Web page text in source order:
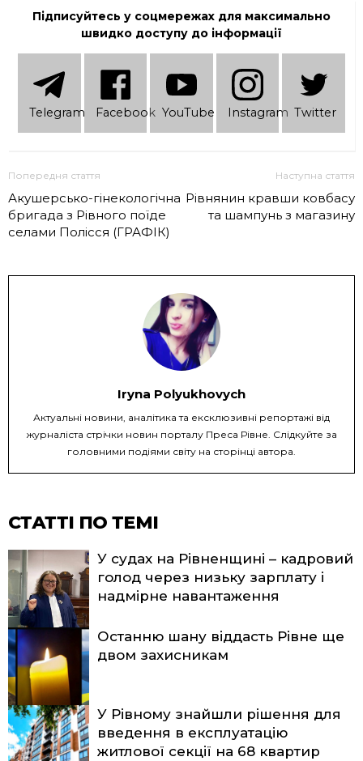
Підписуйтесь у соцмережах для максимально
швидко доступу до інформації
Telеgram Facebook YouTube Instagram Twitter
Попередня стаття
Акушерсько-гінекологічна
бригада з Рівного поїде
селами Полісся (ГРАФІК)
Наступна стаття
Рівнянин кравши ковбасу
та шампунь з магазину
Iryna Polyukhovych
Актуальні новини, аналітика та ексклюзивні репортажі від
журналіста стрічки новин порталу Преса Рівне. Слідкуйте за
головними подіями світу на сторінці автора.
СТАТТІ ПО ТЕМІ
У судах на Рівненщині – кадровий
голод через низьку зарплату і
надмірне навантаження
Останню шану віддасть Рівне ще
двом захисникам
У Рівному знайшли рішення для
введення в експлуатацію
житлової секції на 68 квартир